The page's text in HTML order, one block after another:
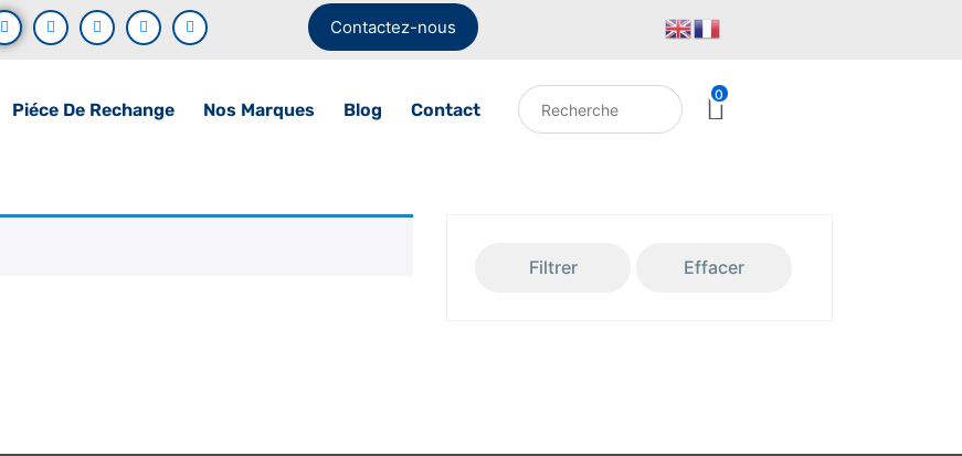
Contactez-nous
Piéce De Rechange Nos Marques Blog Contact
0
Filtrer Effacer